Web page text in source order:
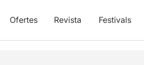
Ofertes Revista Festivals